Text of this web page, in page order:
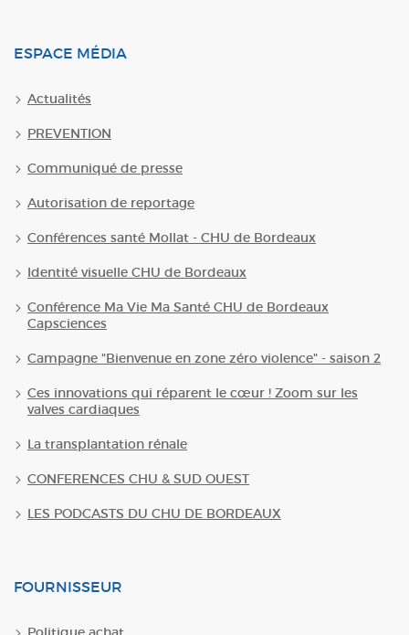
ESPACE MÉDIA
Actualités
PREVENTION
Communiqué de presse
Autorisation de reportage
Conférences santé Mollat - CHU de Bordeaux
Identité visuelle CHU de Bordeaux
Conférence Ma Vie Ma Santé CHU de Bordeaux
Capsciences
Campagne "Bienvenue en zone zéro violence" - saison 2
Ces innovations qui réparent le cœur ! Zoom sur les
valves cardiaques
La transplantation rénale
CONFERENCES CHU & SUD OUEST
LES PODCASTS DU CHU DE BORDEAUX
FOURNISSEUR